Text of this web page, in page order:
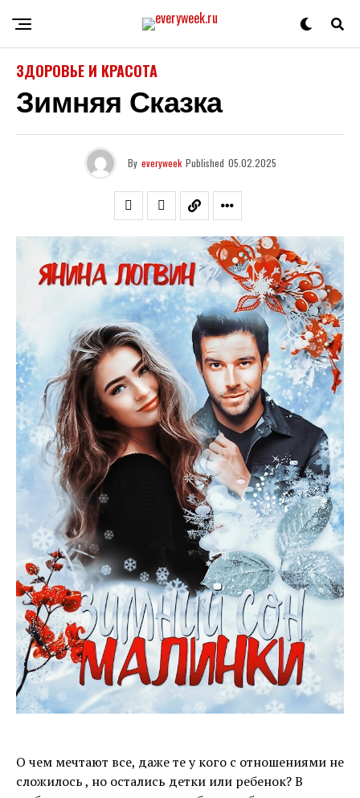
ЗДОРОВЬЕ И КРАСОТА
Зимняя Сказка
By everyweek Published 05.02.2025
О чем мечтают все, даже те у кого с отношениями не
сложилось , но остались детки или ребенок? В